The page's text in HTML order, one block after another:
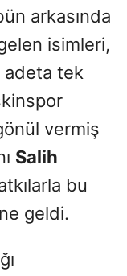
arkasında
isimleri,
adeta tek
vermiş
Salih
bu
geldi.